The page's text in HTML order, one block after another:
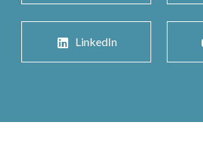
LinkedIn